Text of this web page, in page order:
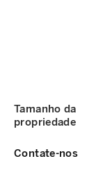
Contate-nos
Tamanho da
propriedade